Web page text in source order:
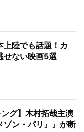
上陸でも話題！カ
せない映画5選
ング】木村拓哉主演
ゾン・パリ』』が断